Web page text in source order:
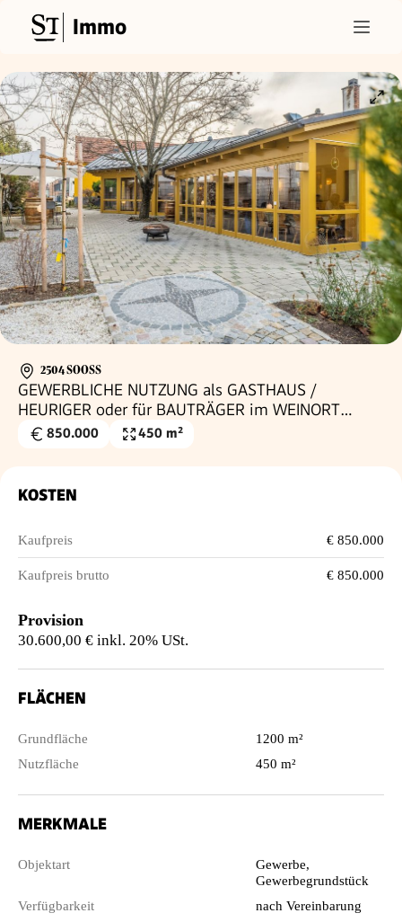
Immo
2504 SOOSS
GEWERBLICHE NUTZUNG als GASTHAUS /
HEURIGER oder für BAUTRÄGER im WEINORT
SOOSS
Kaufpreis
850.000
Nutzfläche
450 m²
KOSTEN
Kaufpreis € 850.000
Kaufpreis brutto € 850.000
Provision
30.600,00 € inkl. 20% USt.
FLÄCHEN
Grundfläche
1200 m²
Nutzfläche
450 m²
MERKMALE
Objektart
Gewerbe,
Gewerbegrundstück
Verfügbarkeit
nach Vereinbarung